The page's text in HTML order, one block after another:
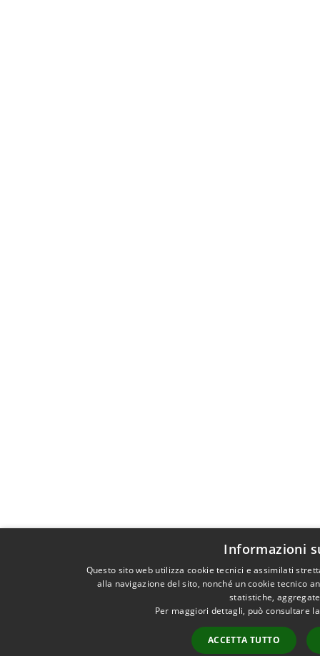
Informazioni
Questo sito web utilizza cookie tecnici e assimilati
alla navigazione del sito, nonché un cookie tecnico
statistiche,
Per maggiori dettagli, può consultare
ACCETTA TUTTO